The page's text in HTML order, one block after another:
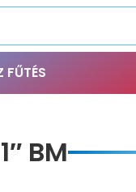
FŰTÉS
BM